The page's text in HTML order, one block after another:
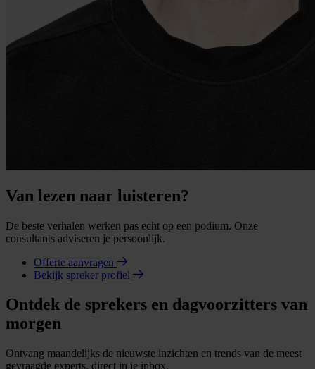
Van lezen naar luisteren?
De beste verhalen werken pas echt op een podium. Onze
consultants adviseren je persoonlijk.
Offerte aanvragen
Bekijk spreker profiel
Ontdek de sprekers en dagvoorzitters van
morgen
Ontvang maandelijks de nieuwste inzichten en trends van de meest
gevraagde experts, direct in je inbox.